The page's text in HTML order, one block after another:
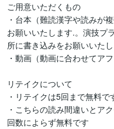
ご用意いただくもの
・台本（難読漢字や読みが
お願いいたします.。演技プ
所に書き込みをお願いいたし
・動画（動画に合わせてア
リテイクについて
・リテイクは5回まで無料で
・こちらの読み間違いとア
回数によらず無料です